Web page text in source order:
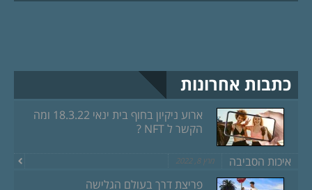
כתבות אחרונות
ארוע ניקיון בחוף בית ינאי 18.3.22 ומה
הקשר ל NFT ?
איכות הסביבה מרץ 8, 2022
פריצת דרך בעולם הגלישה